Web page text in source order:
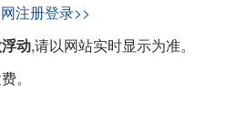
注册登录>>
动,请以网站实时显示为准。
。